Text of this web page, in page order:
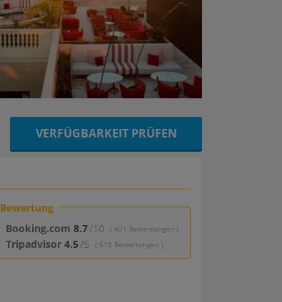
VERFÜGBARKEIT PRÜFEN
Bewertung
Booking.com 8.7/10 ( 421 Bewertungen )
Tripadvisor 4.5/5 ( 618 Bewertungen )